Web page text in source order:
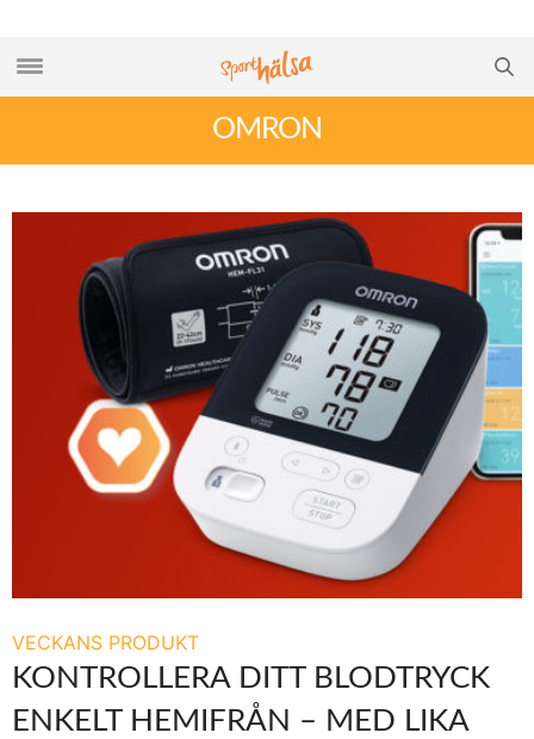
OMRON
VECKANS PRODUKT
KONTROLLERA DITT BLODTRYCK
ENKELT HEMIFRÅN – MED LIKA